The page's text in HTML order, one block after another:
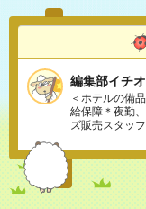
編集部イチ
＜ホテルの備
給保障＊夜勤
ズ販売スタッ